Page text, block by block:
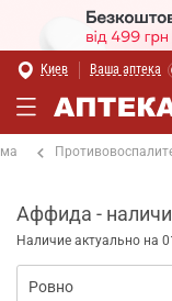
Киев Ваша аптека
Аффида -
Наличие актуально на